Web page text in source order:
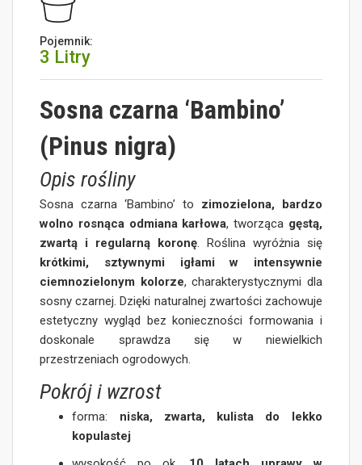
Pojemnik:
3 Litry
Sosna czarna ‘Bambino’
(Pinus nigra)
Opis rośliny
Sosna czarna ‘Bambino’ to zimozielona, bardzo
wolno rosnąca odmiana karłowa, tworząca gęstą,
zwartą i regularną koronę. Roślina wyróżnia się
krótkimi, sztywnymi igłami w intensywnie
ciemnozielonym kolorze, charakterystycznymi dla
sosny czarnej. Dzięki naturalnej zwartości zachowuje
estetyczny wygląd bez konieczności formowania i
doskonale sprawdza się w niewielkich
przestrzeniach ogrodowych.
Pokrój i wzrost
forma: niska, zwarta, kulista do lekko
kopulastej